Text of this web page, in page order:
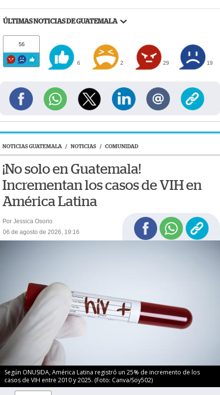
ÚLTIMAS NOTICIAS DE GUATEMALA
56
6 2 29 19
NOTICIAS GUATEMALA / NOTICIAS / COMUNIDAD
¡No solo en Guatemala!
Incrementan los casos de VIH en
América Latina
Por Jessica Osorio
06 de agosto de 2026, 19:16
Según ONUSIDA, América Latina registró un 25% de incremento de los
casos de VIH entre 2010 y 2025. (Foto: Canva/Soy502)